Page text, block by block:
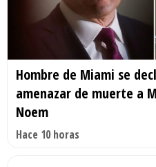
Hombre de Miami se
amenazar de muerte a
Noem
Hace 10 horas